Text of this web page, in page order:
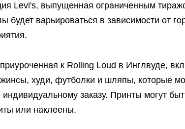
Levi's, выпущенная ограниченным
будет варьироваться в зависимости от
к Rolling Loud в Инглвуде,
худи, футболки и шляпы, которые
индивидуальному заказу. Принты могут
или наклеены.